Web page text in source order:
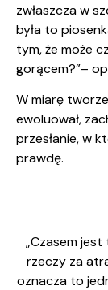
zwłaszcza w
była to
tym, że może
gorącem?”–
W miarę
ewoluował,
przesłanie, w
prawdę.
„Czasem jest
rzeczy za
oznacza to